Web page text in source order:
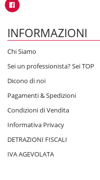
INFORMAZIONI
Chi Siamo
Sei un professionista? Sei TOP
Dicono di noi
Pagamenti & Spedizioni
Condizioni di Vendita
Informativa Privacy
DETRAZIONI FISCALI
IVA AGEVOLATA